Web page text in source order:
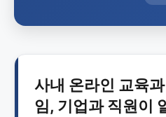
사내 온라인 교육
임, 기업과 직원이